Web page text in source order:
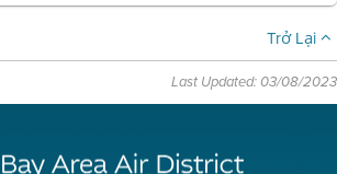
Trở Lại
Last Updated: 03/08/2023